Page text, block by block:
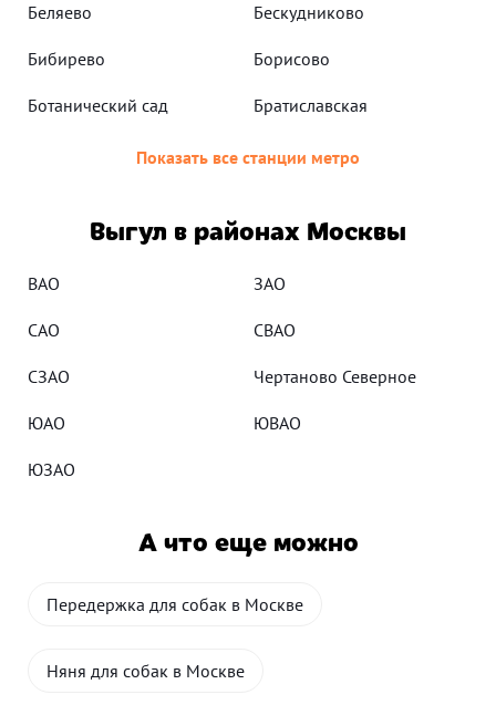
Беляево Бескудниково
Бибирево Борисово
Ботанический сад Братиславская
Показать все станции метро
Выгул в районах Москвы
ВАО ЗАО
САО СВАО
СЗАО Чертаново Северное
ЮАО ЮВАО
ЮЗАО
А что еще можно
Передержка для собак в Москве
Няня для собак в Москве